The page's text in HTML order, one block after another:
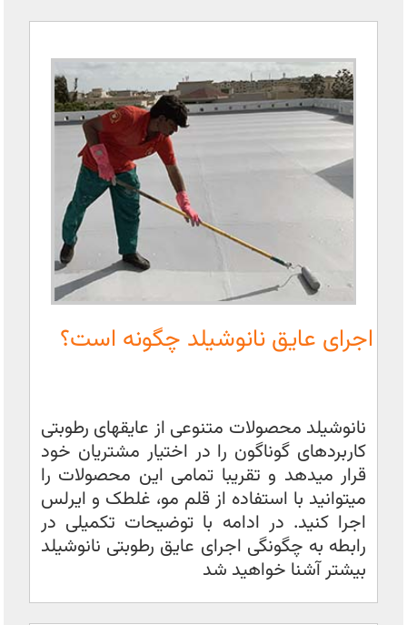
اجرای عایق نانوشیلد چگونه است؟
نانوشیلد محصولات متنوعی از عایقهای رطوبتی
کاربردهای گوناگون را در اختیار مشتریان خود
قرار میدهد و تقریبا تمامی این محصولات را
میتوانید با استفاده از قلم مو، غلطک و ایرلس
اجرا کنید. در ادامه با توضیحات تکمیلی در
رابطه به چگونگی اجرای عایق رطوبتی نانوشیلد
بیشتر آشنا خواهید شد